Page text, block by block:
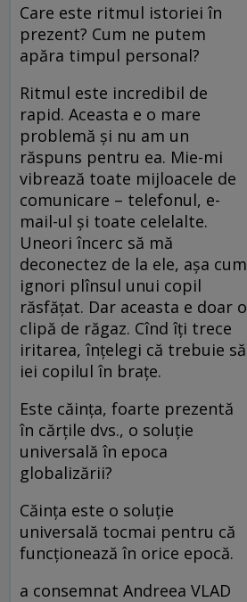
Care este ritmul istoriei în
prezent? Cum ne putem
apăra timpul personal?
Ritmul este incredibil de
rapid. Aceasta e o mare
problemă și nu am un
răspuns pentru ea. Mie-mi
vibrează toate mijloacele de
comunicare – telefonul, e-
mail-ul și toate celelalte.
Uneori încerc să mă
deconectez de la ele, așa cum
ignori plînsul unui copil
răsfățat. Dar aceasta e doar o
clipă de răgaz. Cînd îți trece
iritarea, înțelegi că trebuie să
iei copilul în brațe.
Este căința, foarte prezentă
în cărțile dvs., o soluție
universală în epoca
globalizării?
Căința este o soluție
universală tocmai pentru că
funcționează în orice epocă.
a consemnat Andreea VLAD